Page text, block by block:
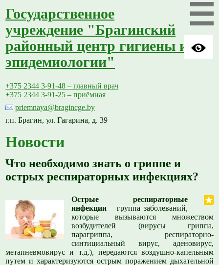
Государственное
учреждение "Брагинский
районный центр гигиены и
эпидемиологии"
+375 2344 3-91-48 – главный врач
+375 2344 3-91-25 – приёмная
priemnaya@bragincge.by
г.п. Брагин, ул. Гагарина, д. 39
Новости
Что необходимо знать о гриппе и
острых респираторных инфекциях?
Острые респираторные
инфекции – группа заболеваний,
которые вызываются множеством
возбудителей (вирусы гриппа,
парагриппа, респираторно-
синтициальный вирус, аденовирус,
метапневмовирус и т.д.), передаются воздушно-капельным
путем и характеризуются острым поражением дыхательной